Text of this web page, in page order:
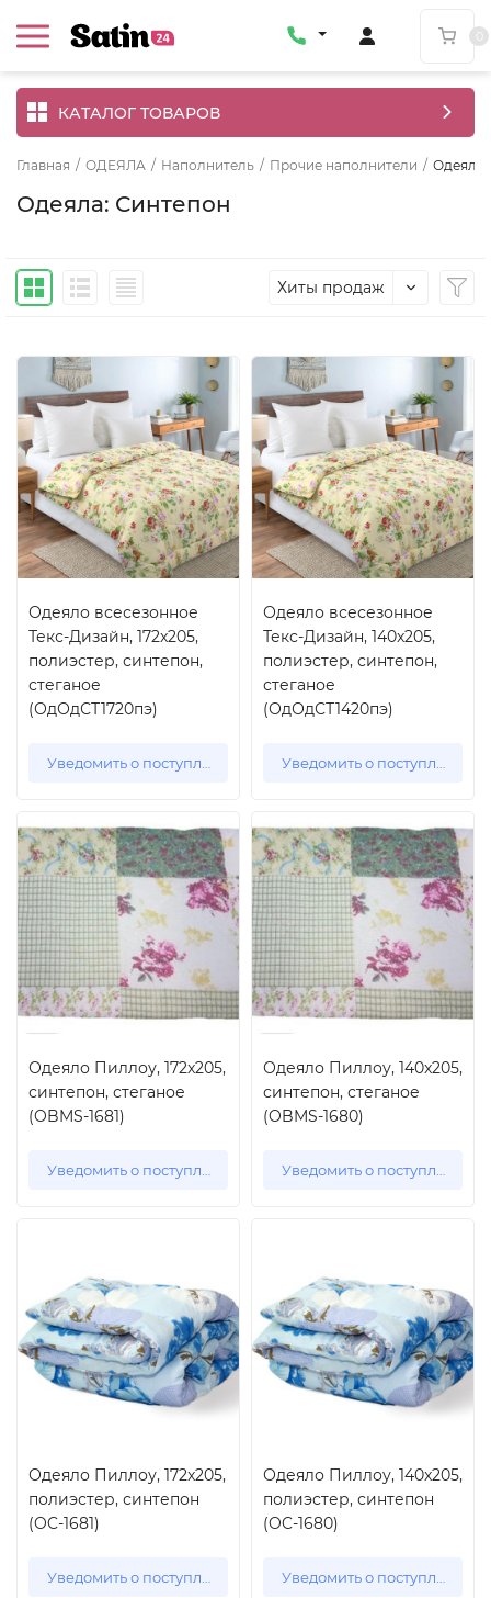
КАТАЛОГ ТОВАРОВ
Главная / ОДЕЯЛА / Наполнитель / Прочие наполнители /
Одеяла: Синтепон
Хиты продаж
Одеяло всесезонное
Текс-Дизайн, 172x205,
полиэстер, синтепон,
стеганое
(ОдОдСТ1720пэ)
Уведомить о поступлении
Одеяло всесезонное
Текс-Дизайн, 140x205,
полиэстер, синтепон,
стеганое
(ОдОдСТ1420пэ)
Уведомить о поступлении
Одеяло Пиллоу, 172x205,
синтепон, стеганое
(OBMS-1681)
Уведомить о поступлении
Одеяло Пиллоу, 140x205,
синтепон, стеганое
(OBMS-1680)
Уведомить о поступлении
Одеяло Пиллоу, 172x205,
полиэстер, синтепон
(OC-1681)
Уведомить о поступлении
Одеяло Пиллоу, 140x205,
полиэстер, синтепон
(OC-1680)
Уведомить о поступлении